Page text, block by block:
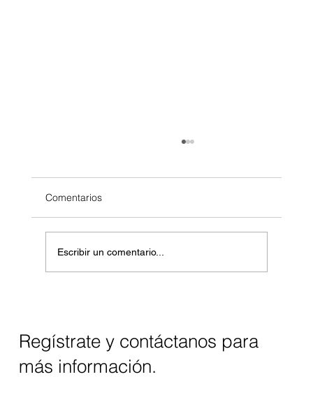
Comentarios
Escribir un comentario...
Regístrate y contáctanos para
más información.